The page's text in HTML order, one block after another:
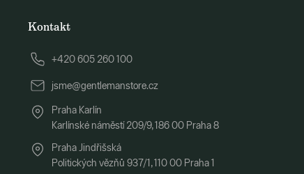
Kontakt
+420 605 260 100
jsme@gentlemanstore.cz
Praha Karlín
Karlínské náměstí 209/9, 186 00 Praha 8
Praha Jindřišská
Politických vězňů 937/1, 110 00 Praha 1